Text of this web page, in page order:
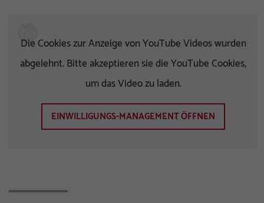
Die Cookies zur Anzeige von YouTube Videos wurden
abgelehnt. Bitte akzeptieren sie die YouTube Cookies,
um das Video zu laden.
EINWILLIGUNGS-MANAGEMENT ÖFFNEN